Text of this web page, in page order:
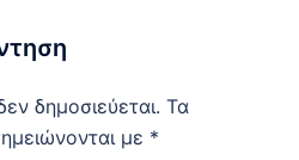
δημοσιεύεται. Τα
με *